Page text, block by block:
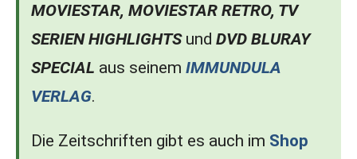
MOVIESTAR, MOVIESTAR RETRO, TV
SERIEN HIGHLIGHTSund DVD BLURAY
SPECIAL aus seinem IMMUNDULA
VERLAG.
Die Zeitschriften gibt es auch im Shop